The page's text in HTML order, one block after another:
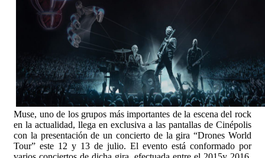
Muse, uno de los grupos más importantes de la escena del rock
en la actualidad, llega en exclusiva a las pantallas de Cinépolis
con la presentación de un concierto de la gira “Drones World
Tour” este 12 y 13 de julio. El evento está conformado por